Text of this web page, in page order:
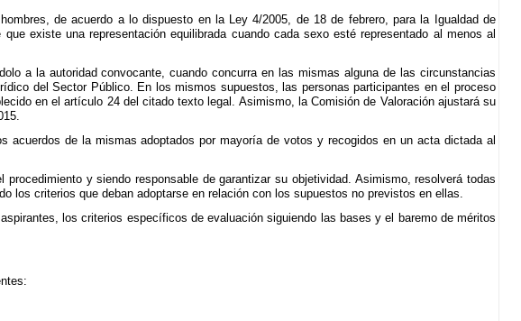
de acuerdo a lo dispuesto en la Ley 4/2005, de 18 de febrero, para la Igualdad de
existe una representación equilibrada cuando cada sexo esté representado al menos al
a la autoridad convocante, cuando concurra en las mismas alguna de las circunstancias
del Sector Público. En los mismos supuestos, las personas participantes en el proceso
en el artículo 24 del citado texto legal. Asimismo, la Comisión de Valoración ajustará su
de la mismas adoptados por mayoría de votos y recogidos en un acta dictada al
y siendo responsable de garantizar su objetividad. Asimismo, resolverá todas
los criterios que deban adoptarse en relación con los supuestos no previstos en ellas.
los criterios específicos de evaluación siguiendo las bases y el baremo de méritos